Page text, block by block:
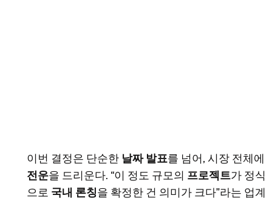
이번 결정은 단순한 날짜 발표를 넘어, 시장 전체에
전운을 드리운다. “이 정도 규모의 프로젝트가 정식
으로 국내 론칭을 확정한 건 의미가 크다”라는 업계